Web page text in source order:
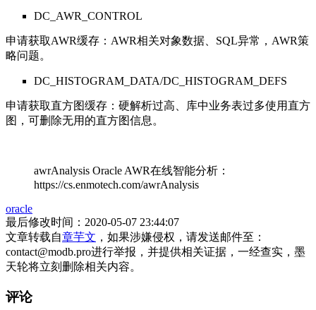
DC_AWR_CONTROL
申请获取AWR缓存：AWR相关对象数据、SQL异常，AWR策
略问题。
DC_HISTOGRAM_DATA/DC_HISTOGRAM_DEFS
申请获取直方图缓存：硬解析过高、库中业务表过多使用直方
图，可删除无用的直方图信息。
awrAnalysis Oracle AWR在线智能分析：
https://cs.enmotech.com/awrAnalysis
oracle
最后修改时间：2020-05-07 23:44:07
文章转载自章芋文 ，如果涉嫌侵权，请发送邮件至：
contact@modb.pro进行举报，并提供相关证据，一经查实，墨
天轮将立刻删除相关内容。
评论